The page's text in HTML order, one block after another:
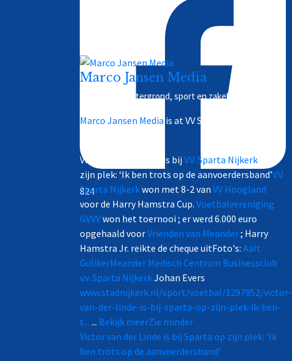
824
Marco Jansen Media
Nieuws en achtergrond, sport en zakelijk
Marco Jansen Media is at VV Sparta Nijkerk.
Victor van der Linde is bij V.V. Sparta Nijkerkop
zijn plek: ‘Ik ben trots op de aanvoerdersband’V.V.
Sparta Nijkerkwon met 8-2 van VV Hoogland
voor de Harry Hamstra Cup. Voetbalvereniging
GVVVwon het toernooi ; er werd 6.000 euro
opgehaald voorVrienden van Meander; Harry
Hamstra Jr. reikte de cheque uitFoto's: Aalt
GulikerMeander Medisch Centrum Businessclub
v.v. Sparta NijkerkJohan Evers
www.stadnijkerk.nl/sport/voetbal/1297952/victor-
van-der-linde-is-bij-sparta-op-zijn-plek-ik-ben-
t... ... Bekijk meerZie minder
Victor van der Linde is bij Sparta op zijn plek: ‘Ik
ben trots op de aanvoerdersband’